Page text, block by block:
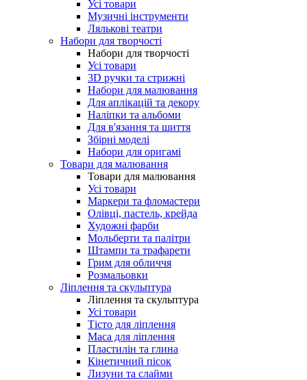
Усі товари
Музичні інструменти
Лялькові театри
Набори для творчості
Набори для творчості
Усі товари
3D ручки та стрижні
Набори для малювання
Для аплікацій та декору
Наліпки та альбоми
Для в'язання та шиття
Збірні моделі
Набори для оригамі
Товари для малювання
Товари для малювання
Усі товари
Маркери та фломастери
Олівці, пастель, крейда
Художні фарби
Мольберти та палітри
Штампи та трафарети
Грим для обличчя
Розмальовки
Ліплення та скульптура
Ліплення та скульптура
Усі товари
Тісто для ліплення
Маса для ліплення
Пластилін та глина
Кінетичний пісок
Лизуни та слайми